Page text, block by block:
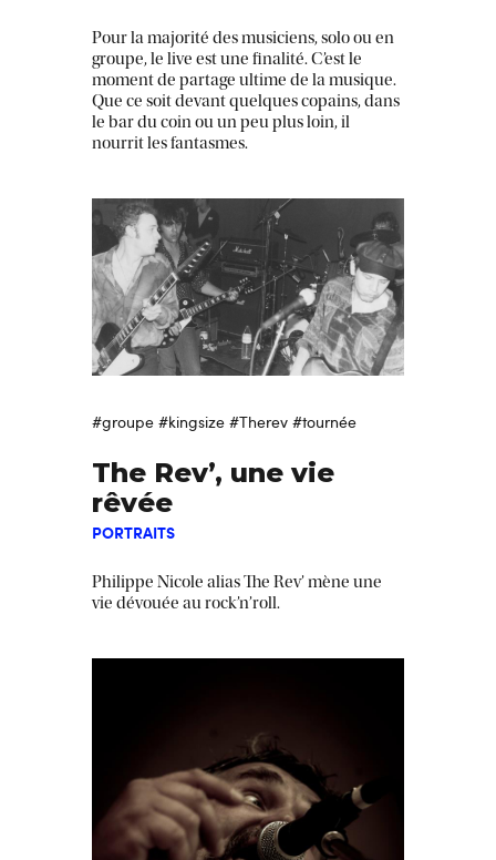
Pour la majorité des musiciens, solo ou en
groupe, le live est une finalité. C’est le
moment de partage ultime de la musique.
Que ce soit devant quelques copains, dans
le bar du coin ou un peu plus loin, il
nourrit les fantasmes.
#groupe #kingsize #Therev #tournée
The Rev’, une vie
rêvée
PORTRAITS
Philippe Nicole alias The Rev’ mène une
vie dévouée au rock’n’roll.